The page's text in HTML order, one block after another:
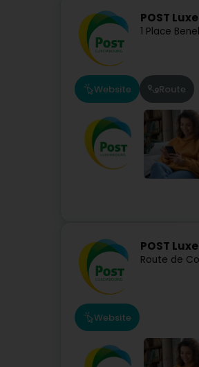
POST
1 Place
Website Route
POST
Route de
Website